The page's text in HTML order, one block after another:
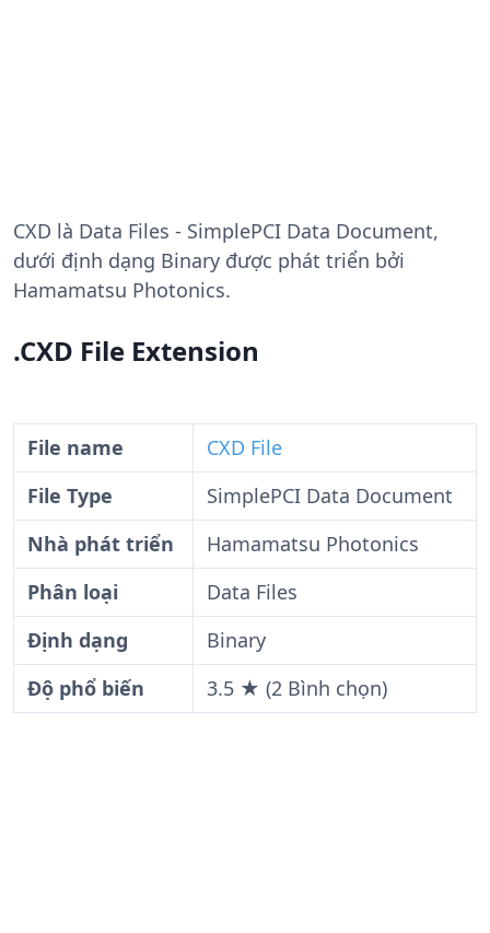
CXD là Data Files - SimplePCI Data Document,
dưới định dạng Binary được phát triển bởi
Hamamatsu Photonics.
.CXD File Extension
File name
CXD File
File Type
SimplePCI Data Document
Nhà phát triển
Hamamatsu Photonics
Phân loại
Data Files
Định dạng
Binary
Độ phổ biến
3.5 ★ (2 Bình chọn)